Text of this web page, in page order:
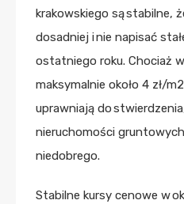
krakowskiego są stabilne,
dosadniej i nie napisać
ostatniego roku. Chociaż
maksymalnie około 4 zł/
uprawniają do
nieruchomości
niedobrego.
Stabilne kursy cenowe w